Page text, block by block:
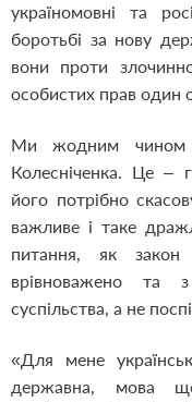
україномовні та
боротьбі за нову
вони проти
особистих прав один
Ми жодним чином
Колесніченка. Це –
його потрібно
важливе і таке
питання, як
врівноважено та з
суспільства, а не
«Для мене
державна, мова